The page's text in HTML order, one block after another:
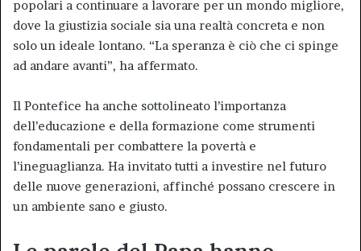
popolari a continuare a lavorare per un mondo migliore,
dove la giustizia sociale sia una realtà concreta e non
solo un ideale lontano. “La speranza è ciò che ci spinge
ad andare avanti”, ha affermato.
Il Pontefice ha anche sottolineato l’importanza
dell’educazione e della formazione come strumenti
fondamentali per combattere la povertà e
l’ineguaglianza. Ha invitato tutti a investire nel futuro
delle nuove generazioni, affinché possano crescere in
un ambiente sano e giusto.